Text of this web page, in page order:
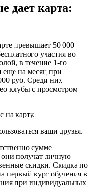
дает карта:
превышает 50 000
участия во
в течение 1-го
еще на месяц при
руб. Среди них
клубы с просмотром
на карту.
ваши друзья.
сумме
получат личную
скидки. Скидка по
первый курс обучения в
при индивидуальных